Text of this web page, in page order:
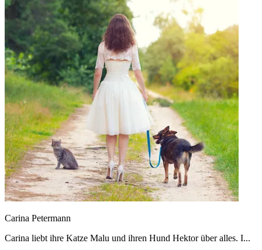
Carina Petermann
Carina liebt ihre Katze Malu und ihren Hund Hektor über alles. I...